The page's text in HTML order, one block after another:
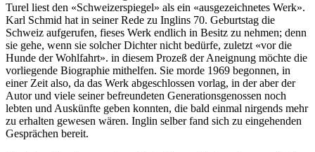
Turel liest den «Schweizerspiegel» als ein «ausgezeichnetes Werk».
Karl Schmid hat in seiner Rede zu Inglins 70. Geburtstag die
Schweiz aufgerufen, fieses Werk endlich in Besitz zu nehmen; denn
sie gehe, wenn sie solcher Dichter nicht bedürfe, zuletzt «vor die
Hunde der Wohlfahrt». in diesem Prozeß der Aneignung möchte die
vorliegende Biographie mithelfen. Sie morde 1969 begonnen, in
einer Zeit also, da das Werk abgeschlossen vorlag, in der aber der
Autor und viele seiner befreundeten Generationsgenossen noch
lebten und Auskünfte geben konnten, die bald einmal nirgends mehr
zu erhalten gewesen wären. Inglin selber fand sich zu eingehenden
Gesprächen bereit.